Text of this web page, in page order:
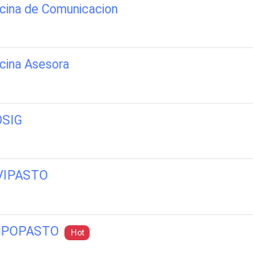
de Comunicacion
Asesora
Hot